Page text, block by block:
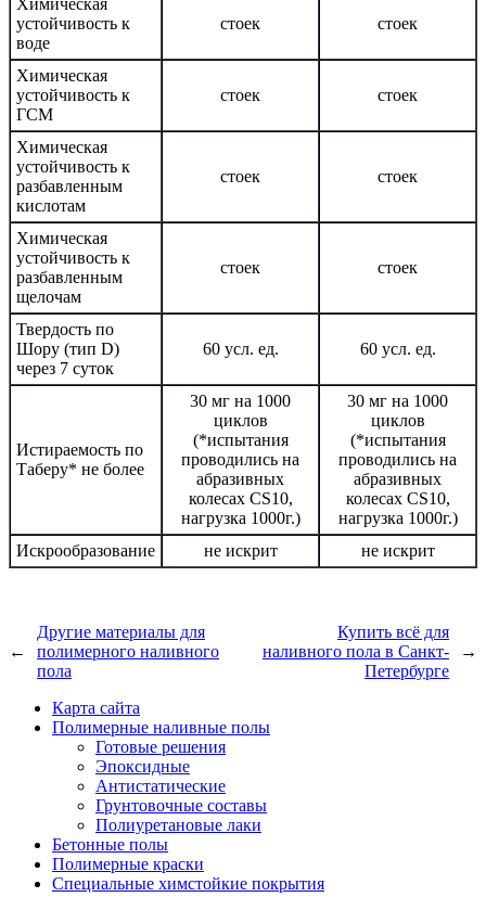
Химическая
устойчивость к
воде
стоек стоек
Химическая
устойчивость к
ГСМ
стоек стоек
Химическая
устойчивость к
разбавленным
кислотам
стоек стоек
Химическая
устойчивость к
разбавленным
щелочам
стоек стоек
Твердость по
Шору (тип D)
через 7 суток
60 усл. ед. 60 усл. ед.
Истираемость по
Таберу* не более
30 мг на 1000
циклов
(*испытания
проводились на
абразивных
колесах CS10,
нагрузка 1000г.)
30 мг на 1000
циклов
(*испытания
проводились на
абразивных
колесах CS10,
нагрузка 1000г.)
Искрообразование
не искрит не искрит
←
Другие материалы для
полимерного наливного
пола
Купить всё для
наливного пола в Санкт-
Петербурге
→
Карта сайта
Полимерные наливные полы
Готовые решения
Эпоксидные
Антистатические
Грунтовочные составы
Полиуретановые лаки
Бетонные полы
Полимерные краски
Специальные химстойкие покрытия